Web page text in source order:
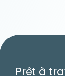
Prêt à